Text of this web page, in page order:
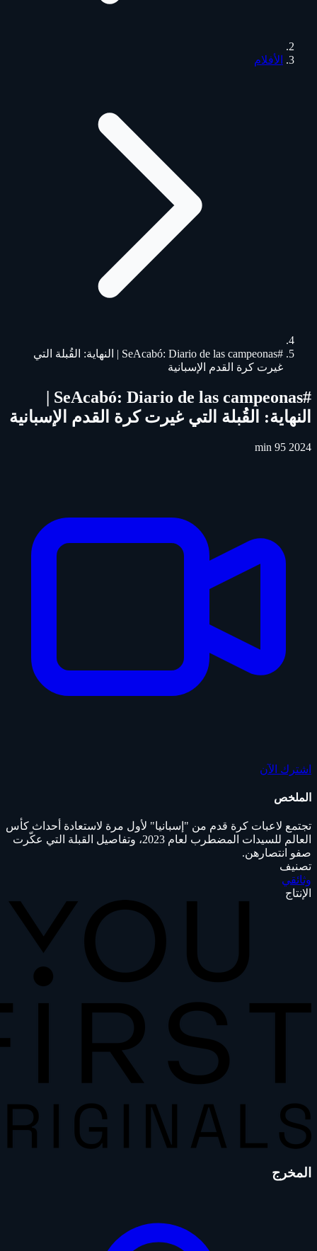
الأفلام
#SeAcabó: Diario de las campeonas | النهاية: القُبلة التي
غيرت كرة القدم الإسبانية
#SeAcabó: Diario de las campeonas |
النهاية: القُبلة التي غيرت كرة القدم الإسبانية
2024
95 min
اشترك الآن
الملخص
تجتمع لاعبات كرة قدم من "إسبانيا" لأول مرة لاستعادة أحداث كأس
العالم للسيدات المضطرب لعام 2023، وتفاصيل القبلة التي عكّرت
صفو انتصارهن.
تصنيف
وثائقي
الإنتاج
المخرج